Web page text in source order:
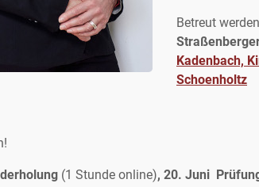
Betreut
Kadenbach,
Schoenholtz
(1 Stunde online), 20. Juni